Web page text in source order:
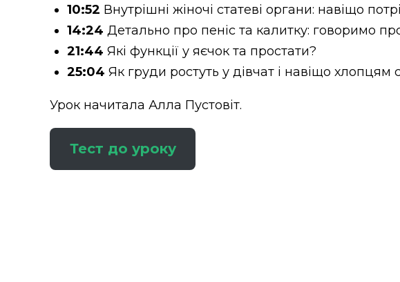
10:52 Внутрішні жіночі статеві органи: навіщо
14:24 Детально про пеніс та калитку: говоримо
21:44 Які функції у яєчок та простати?
25:04 Як груди ростуть у дівчат і навіщо хлопцям
Урок начитала Алла Пустовіт.
Тест до уроку